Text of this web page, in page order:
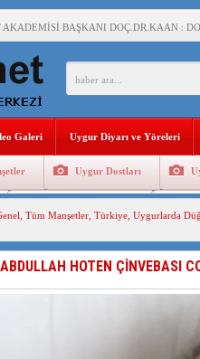
AKADEMİSİ BAŞKANI DOÇ.DR.KAAN :
KAYNAYAN YARAMIZ : ÇİN
POLİTİKALARINI ÖVEN DİYANET
URUMÇİ KATLİAMI MESAJİ :
BÜYÜKELÇİSİ JİANG’İN
İLÇE BAŞKANI : TEMMUZ
TÜRKİSTAN’DA EN AZ 143
Galeri Uygur Diyarı ve Yöreleri
Uygur Dostları
Tüm Manşetler, Türkiye, Uygurlarda
HOTEN ÇİNVEBASI